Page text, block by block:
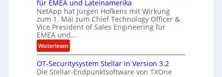
n
e
L
ö
s
u
n
d
F
i
n
a
n
z
c
n
e
e
r
i
g
für EMEA und Lateinamerika
NetApp hat Jürgen Hofkens mit Wirkung
zum 1. Mai zum Chief Technology Officer &
Vice President of Sales Engineering für
EMEA und…
Weiterlesen:
N
e
t
OT-Securitysystem Stellar in Version 3.2
Die Stellar-Endpunktsoftware von TXOne